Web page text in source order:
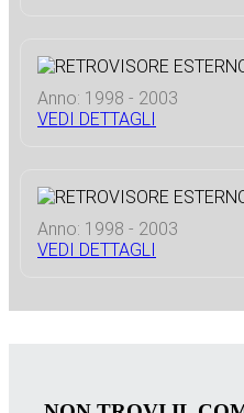
Anno: 1998 - 2003
VEDI DETTAGLI
Anno: 1998 - 2003
VEDI DETTAGLI